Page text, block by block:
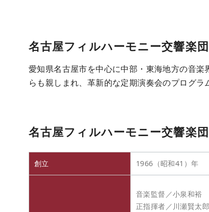
名古屋フィルハーモニー交響楽
愛知県名古屋市を中心に中部・東海地方の音
らも親しまれ、革新的な定期演奏会のプログラ
名古屋フィルハーモニー交響楽
創立 1966（昭和41）年
音楽監督／小泉和裕
正指揮者／川瀬賢太郎